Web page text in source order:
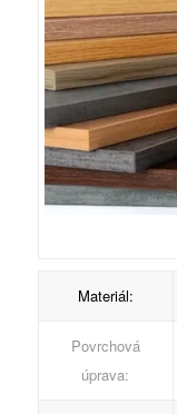
Materiál:
Povrchová
úprava: